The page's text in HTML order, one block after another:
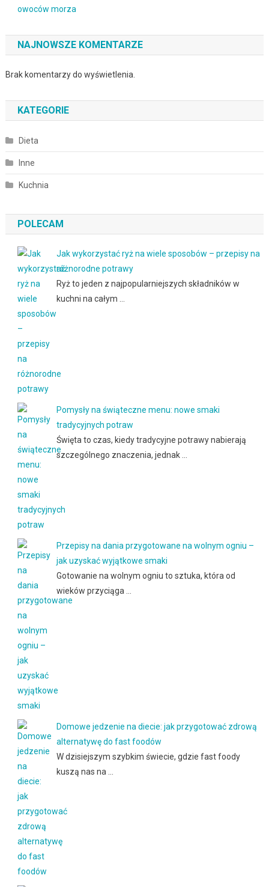
owoców morza
NAJNOWSZE KOMENTARZE
Brak komentarzy do wyświetlenia.
KATEGORIE
Dieta
Inne
Kuchnia
POLECAM
Jak wykorzystać ryż na wiele sposobów – przepisy na
różnorodne potrawy
Ryż to jeden z najpopularniejszych składników w
kuchni na całym …
Pomysły na świąteczne menu: nowe smaki
tradycyjnych potraw
Święta to czas, kiedy tradycyjne potrawy nabierają
szczególnego znaczenia, jednak …
Przepisy na dania przygotowane na wolnym ogniu –
jak uzyskać wyjątkowe smaki
Gotowanie na wolnym ogniu to sztuka, która od
wieków przyciąga …
Domowe jedzenie na diecie: jak przygotować zdrową
alternatywę do fast foodów
W dzisiejszym szybkim świecie, gdzie fast foody
kuszą nas na …